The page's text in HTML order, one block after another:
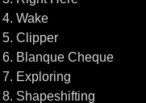
4. Wake
5. Clipper
6. Blanque Cheque
7. Exploring
8. Shapeshifting